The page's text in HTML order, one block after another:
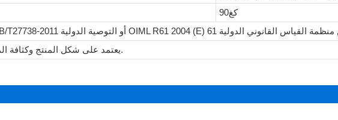
كغ90
#2: يعتمد على شكل المنتج وكثافة المنتج والوزن المستهدف وما إلى ذلك.